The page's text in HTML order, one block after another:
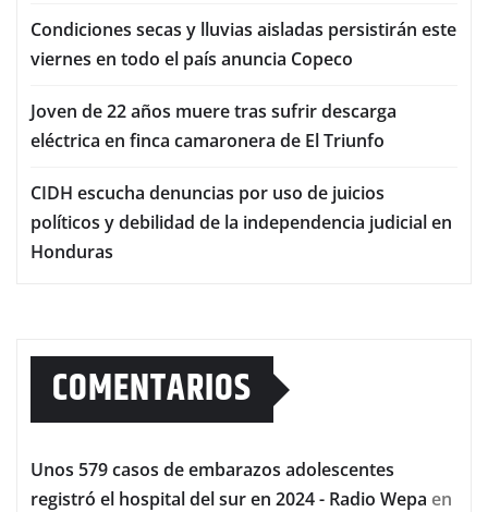
Condiciones secas y lluvias aisladas persistirán este
viernes en todo el país anuncia Copeco
Joven de 22 años muere tras sufrir descarga
eléctrica en finca camaronera de El Triunfo
CIDH escucha denuncias por uso de juicios
políticos y debilidad de la independencia judicial en
Honduras
COMENTARIOS
Unos 579 casos de embarazos adolescentes
registró el hospital del sur en 2024 - Radio Wepa en